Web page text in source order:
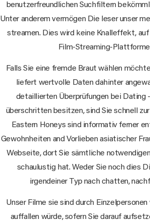
benutzerfreundlichen Suchfiltern
Unter anderem vermögen Die leser unser
streamen. Dies wird keine Knalleffekt,
Film-Streaming-
Falls Sie eine fremde Braut wählen
liefert wertvolle Daten dahinter
detaillierten Überprüfungen bei Dating
überschritten besitzen, sind Sie schnell
Eastern Honeys sind informativ ferner
Gewohnheiten and Vorlieben asiatischer
Webseite, dort Sie sämtliche
schaulustig hat. Weder Sie noch dies
irgendeiner Typ nach chatten,
Unser Filme sie sind durch
auffallen würde, sofern Sie darauf